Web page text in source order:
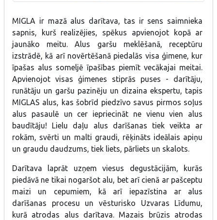
MIGLA ir mazā alus darītava, tas ir sens saimnieka
sapnis, kurš realizējies, spēkus apvienojot kopā ar
jaunāko meitu. Alus garšu meklēšanā, receptūru
izstrādē, kā arī novērtēšanā piedalās visa ģimene, kur
īpašas alus someljē īpašības piemīt vecākajai meitai.
Apvienojot visas ģimenes stiprās puses - darītāju,
runātāju un garšu pazinēju un dizaina ekspertu, tapis
MIGLAS alus, kas šobrīd piedzīvo savus pirmos soļus
alus pasaulē un cer iepriecināt ne vienu vien alus
baudītāju! Lielu daļu alus darīšanas tiek veikta ar
rokām, svērti un malti graudi, rēķināts ideālais apiņu
un graudu daudzums, tiek liets, pārliets un skalots.
Darītava laprāt uzņem viesus degustācijām, kurās
piedāvā ne tikai nogaršot alu, bet arī cienā ar pašceptu
maizi un cepumiem, kā arī iepazīstina ar alus
darīšanas procesu un vēsturisko Uzvaras Līdumu,
kurā atrodas alus darītava. Mazais brūzis atrodas